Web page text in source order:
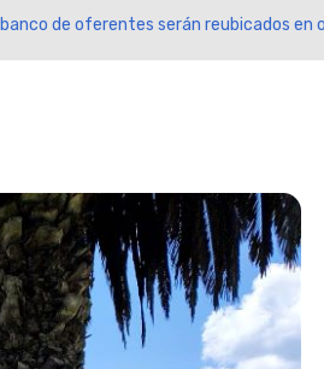
de oferentes serán reubicados